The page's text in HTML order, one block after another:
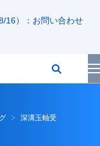
16）：お問い合わせ
深溝玉軸受